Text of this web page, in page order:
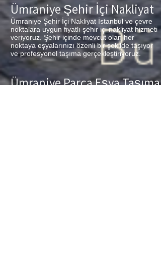
Ümraniye Şehir İçi Nakliyat
Ümraniye Şehir İçi Nakliyat İstanbul ve çevre
noktalara uygun fiyatlı şehir içi nakliyat hizmeti
veriyoruz. Şehir içinde mevcut olan her
noktaya eşyalarınızı özenli bir şekilde taşıyor
ve profesyonel taşıma gerçekleştiriyoruz.
Ümraniye Parça Eşya Taşıma